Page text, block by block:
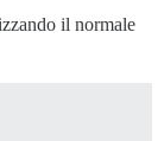
il normale